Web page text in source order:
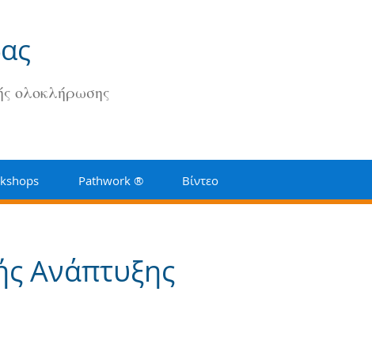
ολοκλήρωσης
Pathwork ® Βίντεο
Ανάπτυξης